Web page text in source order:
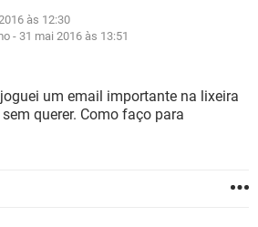
GMAIL
EXCEL
WHATSAPP
GMAIL
FACEBOOK
às 12:30
- 31 mai 2016 às 13:51
um email importante na lixeira
querer. Como faço para